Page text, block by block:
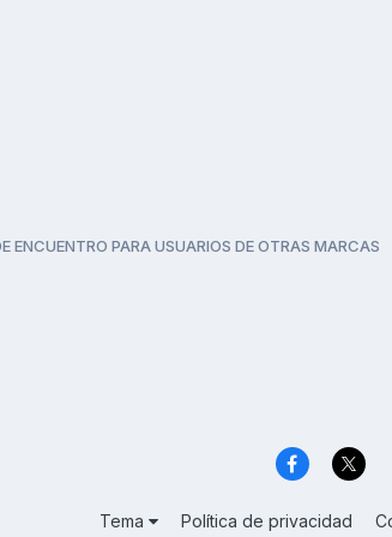
ENCUENTRO PARA USUARIOS DE OTRAS MARCAS
Tema Política de privacidad